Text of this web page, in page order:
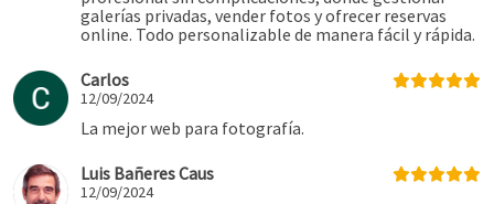
galerías privadas, vender fotos y ofrecer reservas
online. Todo personalizable de manera fácil y rápida.
Carlos
12/09/2024
La mejor web para fotografía.
Luis Bañeres Caus
12/09/2024